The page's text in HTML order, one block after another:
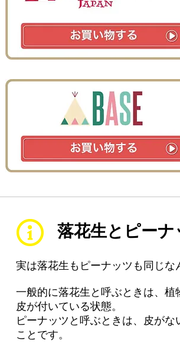
落花生とピーナ
実は落花生もピーナッツも同じな
一般的に落花生と呼ぶときは、
皮が付いている状態。
ピーナッツと呼ぶときは、皮が
ことです。